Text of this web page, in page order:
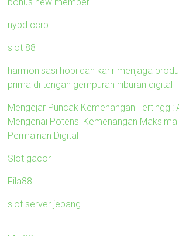
nypd ccrb
slot 88
harmonisasi hobi dan karir menjaga
prima di tengah gempuran hiburan digital
Mengejar Puncak Kemenangan Tertinggi:
Mengenai Potensi Kemenangan
Permainan Digital
Slot gacor
Fila88
slot server jepang